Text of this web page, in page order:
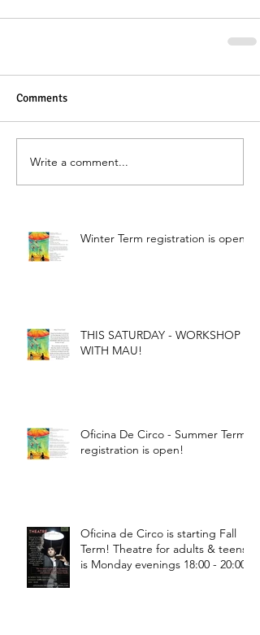
Comments
Write a comment...
Winter Term registration is open!
THIS SATURDAY - WORKSHOP
WITH MAU!
Oficina De Circo - Summer Term
registration is open!
Oficina de Circo is starting Fall
Term! Theatre for adults & teens
is Monday evenings 18:00 - 20:00